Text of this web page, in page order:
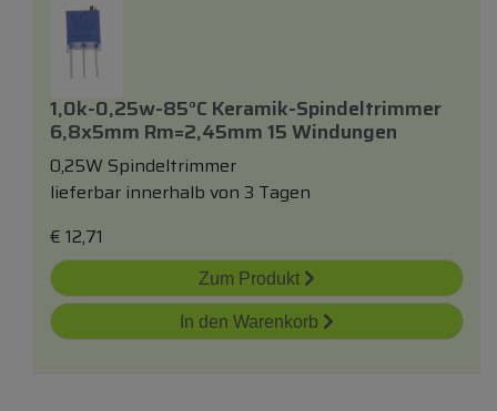
1,0k-0,25w-85°c Keramik-Spindeltrimmer
6,8x5mm Rm=2,45mm 15 Windungen
0,25W Spindeltrimmer
lieferbar innerhalb von 3 Tagen
€ 12,71
Zum Produkt
In den Warenkorb